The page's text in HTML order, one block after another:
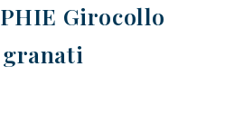
Girocollo